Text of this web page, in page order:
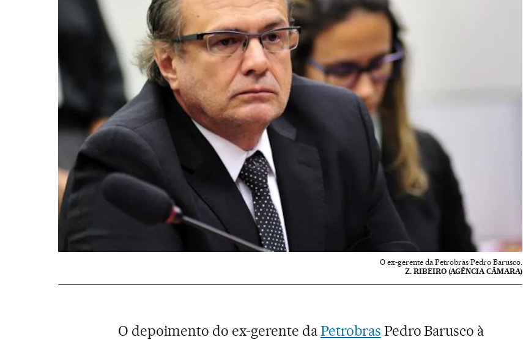
O ex-gerente da Petrobras Pedro Barusco.
Z. RIBEIRO (AGÊNCIA CÂMARA)
O depoimento do ex-gerente daPetrobras Pedro Barusco à